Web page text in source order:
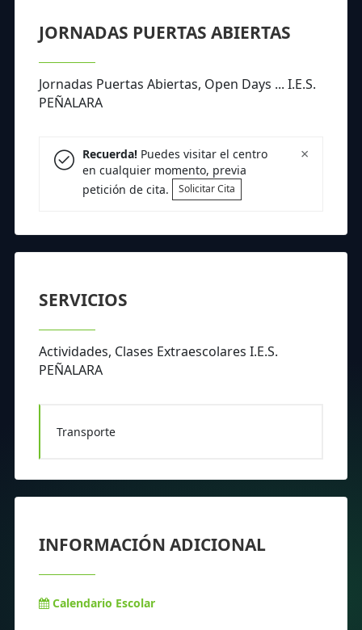
JORNADAS PUERTAS ABIERTAS
Jornadas Puertas Abiertas, Open Days ... I.E.S.
PEÑALARA
×
Recuerda!Puedes visitar el centro
en cualquier momento, previa
petición de cita.
Solicitar Cita
SERVICIOS
Actividades, Clases Extraescolares I.E.S.
PEÑALARA
Transporte
INFORMACIÓN ADICIONAL
Calendario Escolar